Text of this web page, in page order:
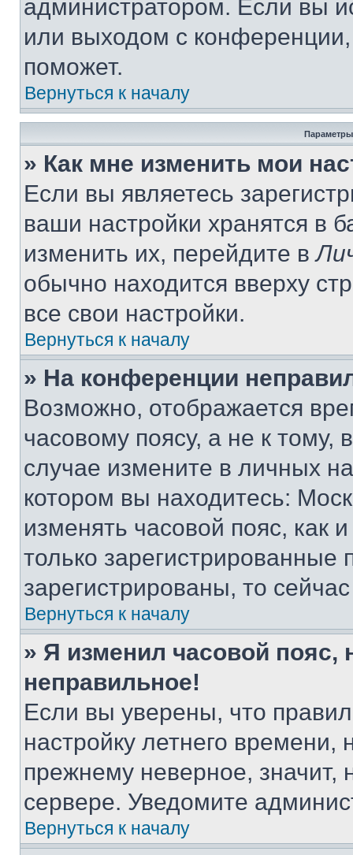
администратором. Если вы
или выходом с
поможет.
Вернуться к началу
Параметры
» Как мне изменить мои
Если вы являетесь
ваши настройки хранятся в
изменить их, перейдите в
обычно находится вверху
все свои настройки.
Вернуться к началу
» На конференции
Возможно, отображается
часовому поясу, а не к тому,
случае измените в личных
котором вы находитесь:
изменять часовой пояс, как
только
зарегистрированы, то
Вернуться к началу
» Я изменил часовой пояс,
неправильное!
Если вы уверены, что
настройку летнего
прежнему неверное, значит,
сервере. Уведомите
Вернуться к началу